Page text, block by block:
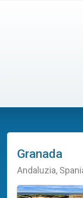
Granada
Andaluzia,